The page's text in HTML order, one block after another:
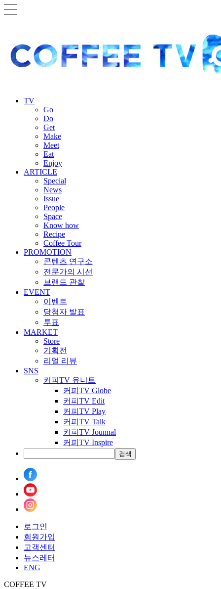
TV
Go
Do
Get
Make
Meet
Eat
Enjoy
ARTICLE
Special
News
Issue
People
Space
Know how
Recipe
Coffee Tour
PROMOTION
콘텐츠 연구소
전문가의 시선
브랜드 관찰
EVENT
이벤트
당첨자 발표
투표
MARKET
Store
기획전
리얼 리뷰
SNS
커피TV 유니트
커피TV Globe
커피TV Edit
커피TV Play
커피TV Talk
커피TV Jounnal
커피TV Inspire
검색
로그인
회원가입
고객센터
뉴스레터
ENG
COFFEE TV